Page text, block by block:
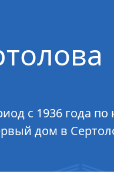
с 1936 года
дом в